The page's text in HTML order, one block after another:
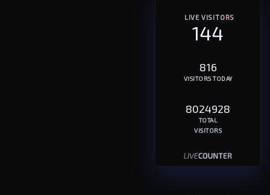
LIVE VISITORS
144
816
VISITORS TODAY
8024928
TOTAL
VISITORS